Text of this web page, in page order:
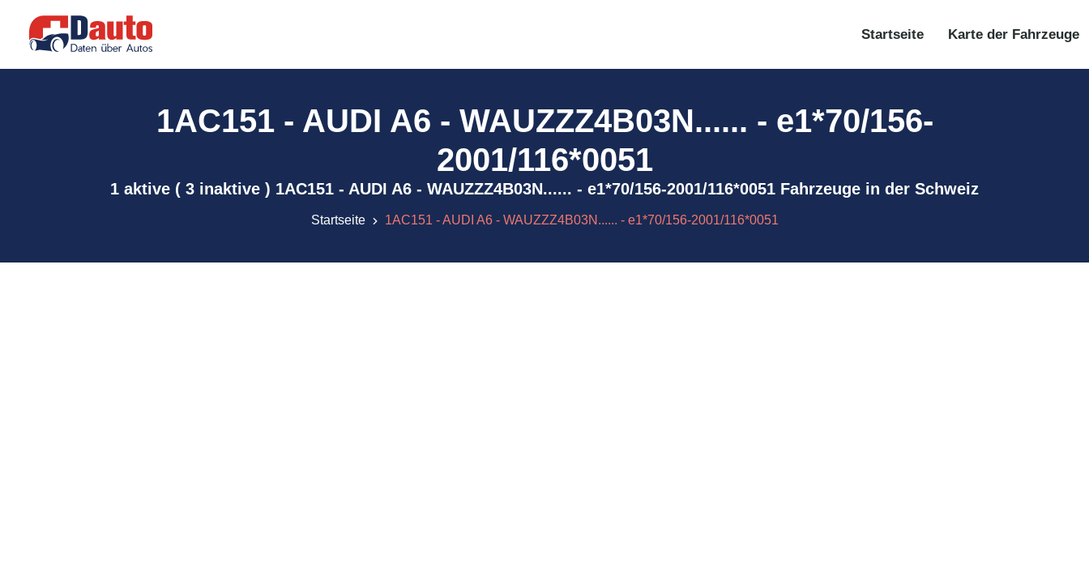
Startseite Karte der Fahrzeuge
1AC151 - AUDI A6 - WAUZZZ4B03N...... - e1*70/156-
2001/116*0051
1 aktive ( 3 inaktive ) 1AC151 - AUDI A6 - WAUZZZ4B03N...... - e1*70/156-2001/116*0051 Fahrzeuge in der Schweiz
Startseite 1AC151 - AUDI A6 - WAUZZZ4B03N...... - e1*70/156-2001/116*0051